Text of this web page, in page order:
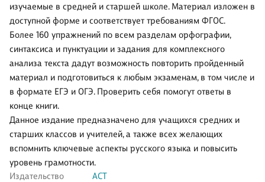
изучаемые в средней и старшей школе. Материал изложен в
доступной форме и соответствует требованиям ФГОС.
Более 160 упражнений по всем разделам орфографии,
синтаксиса и пунктуации и задания для комплексного
анализа текста дадут возможность повторить пройденный
материал и подготовиться к любым экзаменам, в том числе и
в формате ЕГЭ и ОГЭ. Проверить себя помогут ответы в
конце книги.
Данное издание предназначено для учащихся средних и
старших классов и учителей, а также всех желающих
вспомнить ключевые аспекты русского языка и повысить
уровень грамотности.
Издательство
АСТ